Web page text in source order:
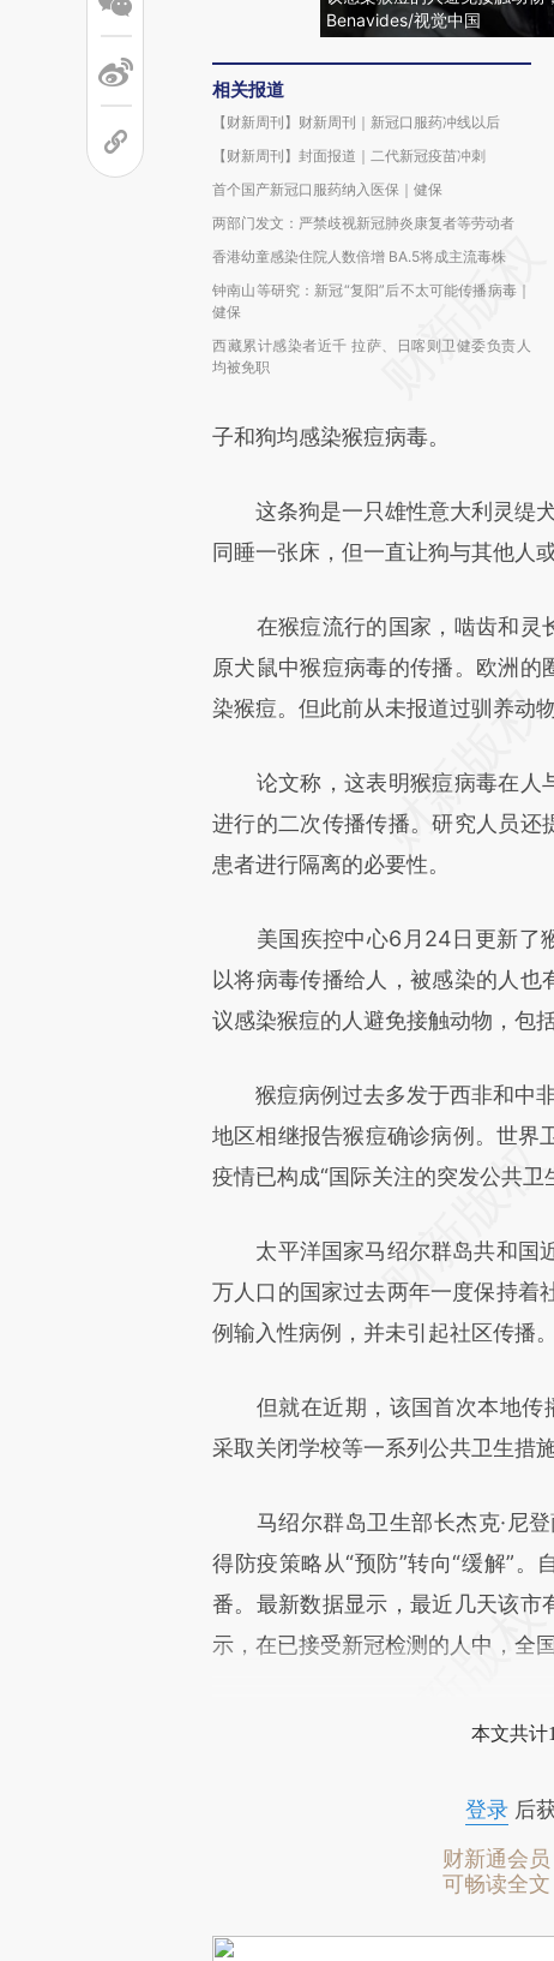
Benavides/视觉中国
相关报道
【财新周刊】财新周刊｜新冠口服药冲线以后
【财新周刊】封面报道｜二代新冠疫苗冲刺
首个国产新冠口服药纳入医保｜健保
两部门发文：严禁歧视新冠肺炎康复者等劳动者
香港幼童感染住院人数倍增 BA.5将成主流毒株
钟南山等研究：新冠“复阳”后不太可能传播病毒｜
健保
西藏累计感染者近千 拉萨、日喀则卫健委负责人
均被免职
子和狗均感染猴痘病毒。
这条狗是一只雄性意大利灵缇犬
同睡一张床，但一直让狗与其他人
在猴痘流行的国家，啮齿和灵
原犬鼠中猴痘病毒的传播。欧洲
染猴痘。但此前从未报道过驯养动
论文称，这表明猴痘病毒在人
进行的二次传播传播。研究人员还
患者进行隔离的必要性。
美国疾控中心6月24日更新了猴
以将病毒传播给人，被感染的人
议感染猴痘的人避免接触动物，包
猴痘病例过去多发于西非和中非
地区相继报告猴痘确诊病例。世界
疫情已构成“国际关注的突发公共卫
太平洋国家马绍尔群岛共和国近
万人口的国家过去两年一度保持着
例输入性病例，并未引起社区传播。
但就在近期，该国首次本地传播
采取关闭学校等一系列公共卫生措
马绍尔群岛卫生部长杰克·尼登
得防疫策略从“预防”转向“缓解”
番。最新数据显示，最近几天该市
示，在已接受新冠检测的人中，全
本文共计
登录后
财新通会员
可畅读全文